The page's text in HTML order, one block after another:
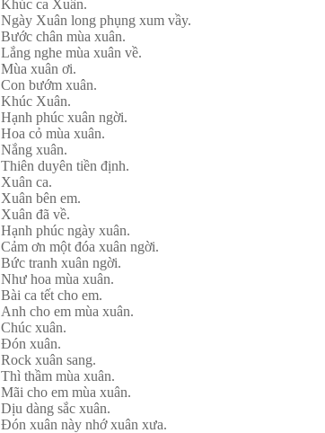
Khúc ca Xuân.
Ngày Xuân long phụng xum vầy.
Bước chân mùa xuân.
Lắng nghe mùa xuân về.
Mùa xuân ơi.
Con bướm xuân.
Khúc Xuân.
Hạnh phúc xuân ngời.
Hoa cỏ mùa xuân.
Nắng xuân.
Thiên duyên tiền định.
Xuân ca.
Xuân bên em.
Xuân đã về.
Hạnh phúc ngày xuân.
Cảm ơn một đóa xuân ngời.
Bức tranh xuân ngời.
Như hoa mùa xuân.
Bài ca tết cho em.
Anh cho em mùa xuân.
Chúc xuân.
Đón xuân.
Rock xuân sang.
Thì thầm mùa xuân.
Mãi cho em mùa xuân.
Dịu dàng sắc xuân.
Đón xuân này nhớ xuân xưa.